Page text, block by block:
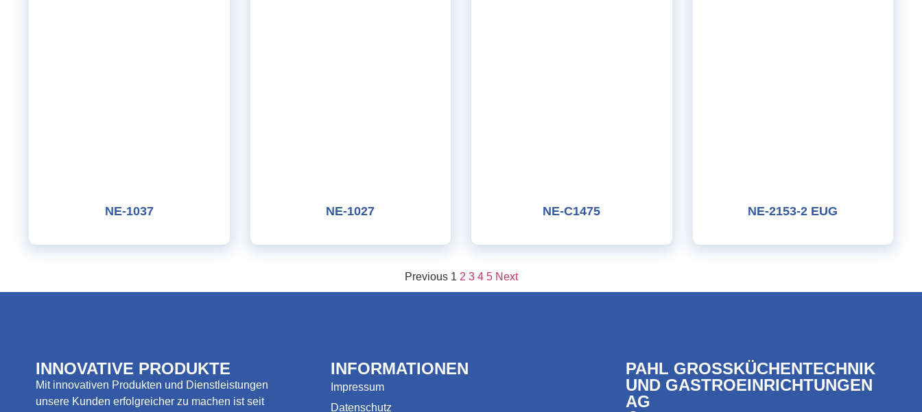
NE-1037 NE-1027 NE-C1475 NE-2153-2 EUG
Previous 1 2 3 4 5 Next
INNOVATIVE PRODUKTE
Mit innovativen Produkten und Dienstleistungen
unsere Kunden erfolgreicher zu machen ist seit
INFORMATIONEN
Impressum
Datenschutz
PAHL GROSSKÜCHENTECHNIK
UND GASTROEINRICHTUNGEN
AG